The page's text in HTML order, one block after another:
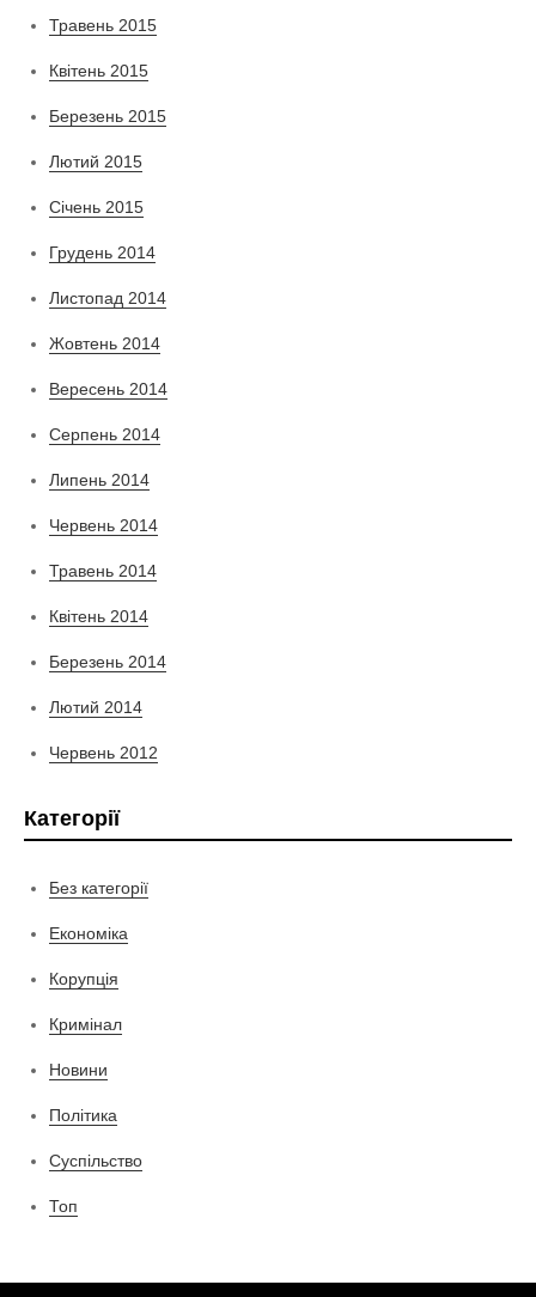
Травень 2015
Квітень 2015
Березень 2015
Лютий 2015
Січень 2015
Грудень 2014
Листопад 2014
Жовтень 2014
Вересень 2014
Серпень 2014
Липень 2014
Червень 2014
Травень 2014
Квітень 2014
Березень 2014
Лютий 2014
Червень 2012
Категорії
Без категорії
Економіка
Корупція
Кримінал
Новини
Політика
Суспільство
Топ